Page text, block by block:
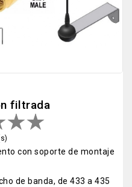
filtrada
con soporte de montaje
de banda, de 433 a 435